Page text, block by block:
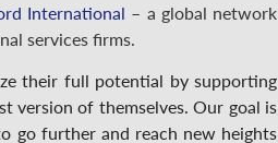
International – a global network
services firms.
their full potential by supporting
version of themselves. Our goal is
go further and reach new heights